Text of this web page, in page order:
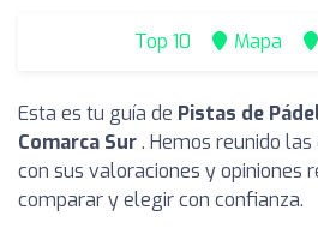
Top 10 Mapa
Esta es tu guía de Pistas de
Comarca Sur. Hemos reunido
con sus valoraciones y opiniones
comparar y elegir con confianza.